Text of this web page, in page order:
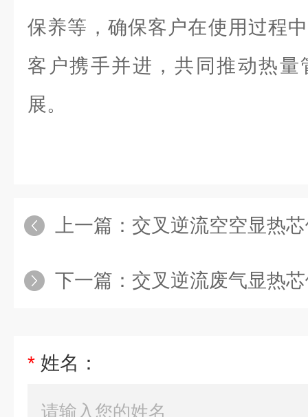
保养等，确保客户在使用过程
客户携手并进，共同推动热
展。
上一篇： 交叉逆流空空显热
下一篇： 交叉逆流废气显热芯
* 姓名：